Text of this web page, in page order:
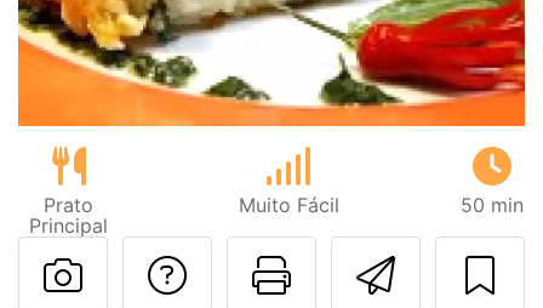
Prato
Principal
Muito Fácil 50 min
Imprima
Falar com o autor